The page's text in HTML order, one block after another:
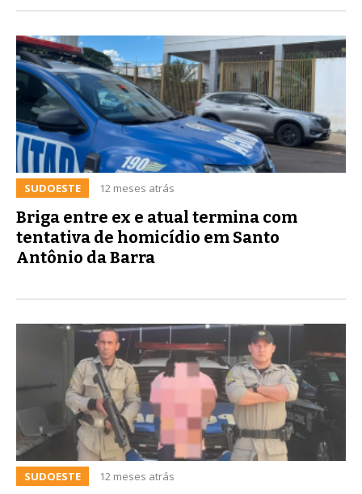
SUDOESTE 12 meses atrás
Briga entre ex e atual termina com
tentativa de homicídio em Santo
Antônio da Barra
SUDOESTE 12 meses atrás